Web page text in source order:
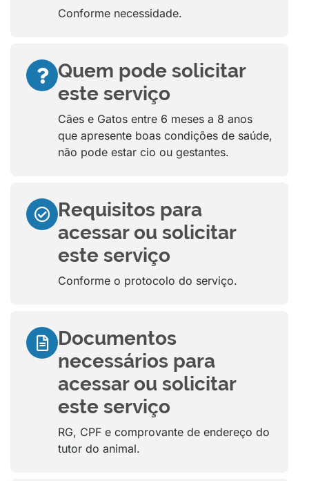
Conforme necessidade.
Quem pode solicitar
este serviço
Cães e Gatos entre 6 meses a 8 anos
que apresente boas condições de saúde,
não pode estar cio ou gestantes.
Requisitos para
acessar ou solicitar
este serviço
Conforme o protocolo do serviço.
Documentos
necessários para
acessar ou solicitar
este serviço
RG, CPF e comprovante de endereço do
tutor do animal.